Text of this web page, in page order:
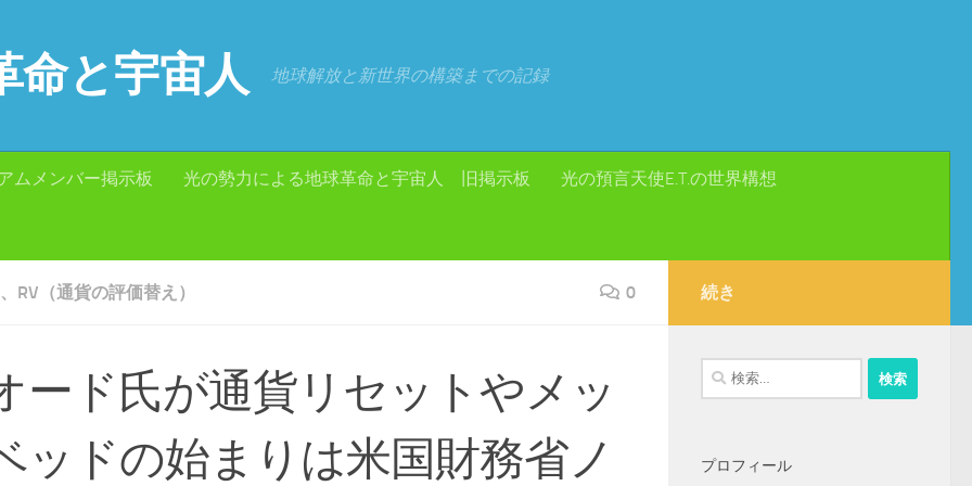
命と宇宙人 地球解放と新世界の構築までの記録
ムメンバー掲示板 光の勢力による地球革命と宇宙人 旧掲示板 光の預言天使E.T.の世界構想
RV（通貨の評価替え） 0
ード氏が通貨リセットやメッ
ッドの始まりは米国財務省ノ
続き
検
索:
プロフィール